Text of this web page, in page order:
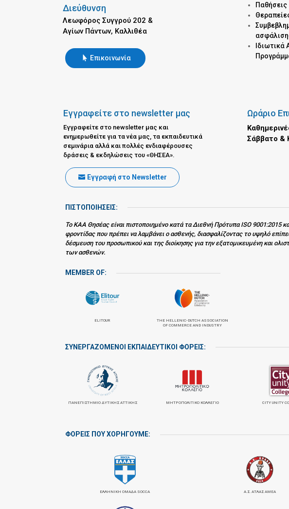
Διεύθυνση
Λεωφόρος Συγγρού 202 &
Αγίων Πάντων, Καλλιθέα
Επικοινωνία
Παθήσεις
Εγγραφείτε στο newsletter μας
Εγγραφείτε στο newsletter μας και
ενημερωθείτε για τα νέα μας, τα εκπαιδευτικά
σεμινάρια αλλά και πολλές ενδιαφέρουσες
δράσεις & εκδηλώσεις του «ΘΗΣΕΑ».
Εγγραφή στο Newsletter
Ωράριο
Σάββατο &
ΠΙΣΤΟΠΟΙΗΣΕΙΣ:
Το ΚΑΑ Θησέας είναι πιστοποιημένο κατά τα Διεθνή Πρότυπα ISO 9001:2015
φροντίδας που πρέπει να λαμβάνει ο ασθενής, διασφαλίζοντας το υψηλό
δέσμευση του προσωπικού και της διοίκησης για την εξατομικευμένη και
των ασθενών.
MEMBER OF:
ELITOUR
THE HELLENIC-DUTCH ASSOCIATION
OF COMMERCE AND INDUSTRY
ΣΥΝΕΡΓΑΖΌΜΕΝΟΙ ΕΚΠΑΙΔΕΥΤΙΚΟΊ ΦΟΡΕΊΣ:
ΠΑΝΕΠΙΣΤΉΜΙΟ ΔΥΤΙΚΉΣ ΑΤΤΙΚΉΣ ΜΗΤΡΟΠΟΛΙΤΙΚΌ ΚΟΛΛΈΓΙΟ CITY UNITY
ΦΟΡΕΙΣ ΠΟΥ ΧΟΡΗΓΟΥΜΕ:
ΕΛΛΗΝΙΚΗ ΟΜΑΔΑ SOCCA Α.Σ. ΑΤΛΑΣ ΑΜΕΑ